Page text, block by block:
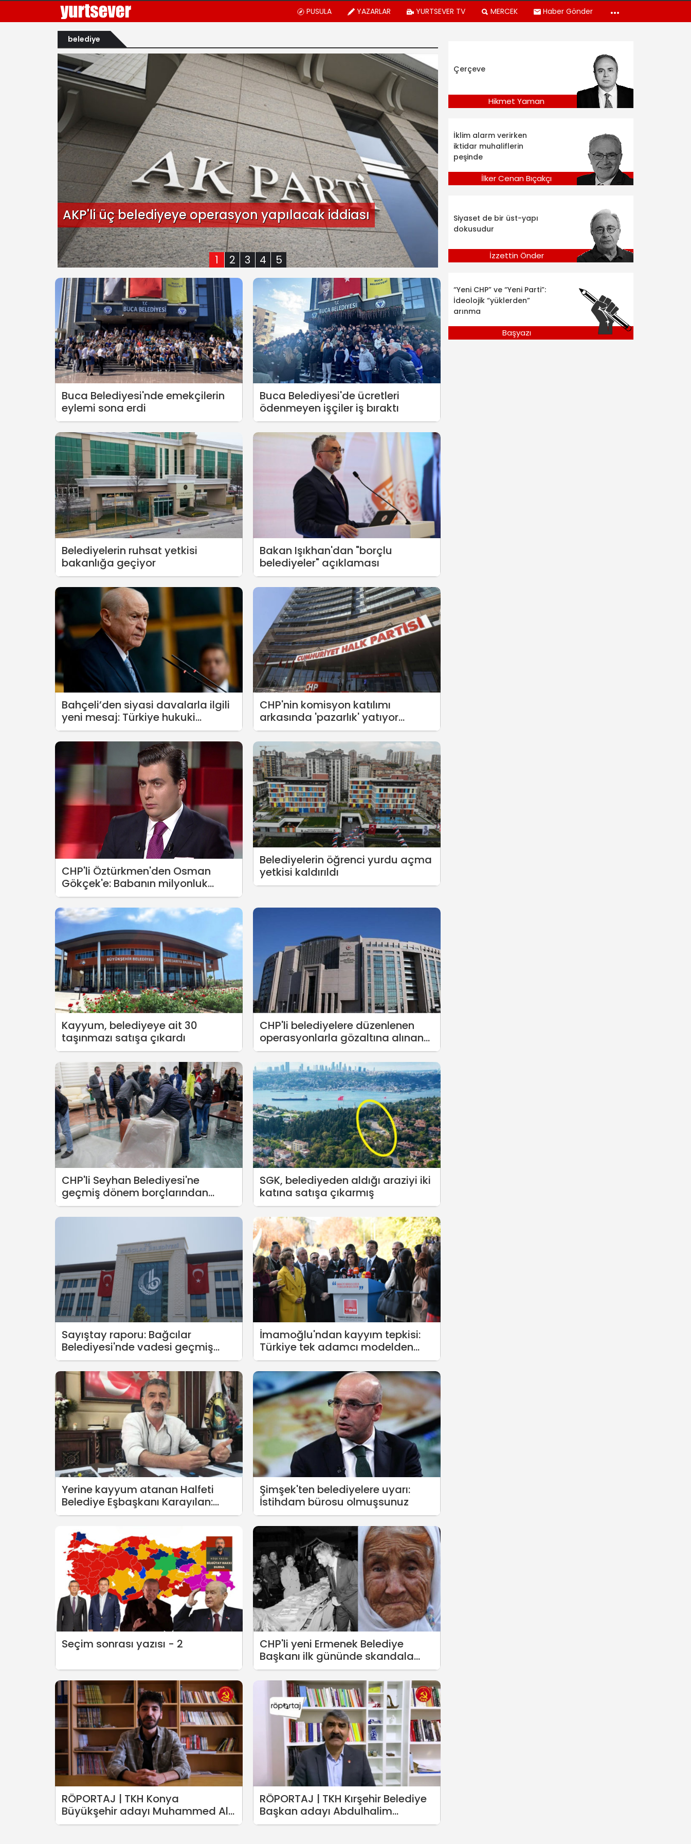
PUSULA YAZARLAR YURTSEVER TV MERCEK Haber Gönder
belediye
1 2 3 4 5
AKP'li üç belediyeye operasyon yapılacak iddiası
Buca Belediyesi'nde emekçilerin
eylemi sona erdi
Buca Belediyesi'de ücretleri
ödenmeyen işçiler iş bıraktı
Belediyelerin ruhsat yetkisi
bakanlığa geçiyor
Bakan Işıkhan'dan "borçlu
belediyeler" açıklaması
Bahçeli’den siyasi davalarla ilgili
yeni mesaj: Türkiye hukuki
davalardan süratle kurtulmalı
CHP'nin komisyon katılımı
arkasında 'pazarlık' yatıyor
iddiası
CHP'li Öztürkmen'den Osman
Gökçek'e: Babanın milyonluk
kayıp robotu nerede?
Belediyelerin öğrenci yurdu açma
yetkisi kaldırıldı
Kayyum, belediyeye ait 30
taşınmazı satışa çıkardı
CHP'li belediyelere düzenlenen
operasyonlarla gözaltına alınan
on kişi tutuklandı
CHP'li Seyhan Belediyesi'ne
geçmiş dönem borçlarından
dolayı haciz geldi
SGK, belediyeden aldığı araziyi iki
katına satışa çıkarmış
Sayıştay raporu: Bağcılar
Belediyesi'nde vadesi geçmiş
borç, usulsüz araç tahsisi
İmamoğlu'ndan kayyım tepkisi:
Türkiye tek adamcı modelden
kurtulmalı, bunun çözümü de
sandıktır
Yerine kayyum atanan Halfeti
Belediye Eşbaşkanı Karayılan:
Zulüm mantığı yine yenilecektir
Şimşek'ten belediyelere uyarı:
İstihdam bürosu olmuşsunuz
Seçim sonrası yazısı - 2
CHP'li yeni Ermenek Belediye
Başkanı ilk gününde skandala
imza attı: Madenci katiliyle ortak
iftar!
RÖPORTAJ | TKH Konya
Büyükşehir adayı Muhammed Ali
Coplan: Düzen partileri pastanın
RÖPORTAJ | TKH Kırşehir Belediye
Başkan adayı Abdulhalim
Yıldırım: Kırşehir'de tek sosyalist
Çerçeve
Hikmet Yaman
İklim alarm verirken
iktidar muhaliflerin
peşinde
İlker Cenan Bıçakçı
Siyaset de bir üst-yapı
dokusudur
İzzettin Önder
“Yeni CHP” ve “Yeni Parti”:
İdeolojik “yüklerden”
arınma
Başyazı